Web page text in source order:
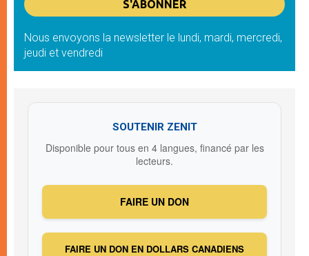
Nous envoyons la newsletter le lundi, mardi, mercredi,
jeudi et vendredi
SOUTENIR ZENIT
Disponible pour tous en 4 langues, financé par les
lecteurs.
FAIRE UN DON
FAIRE UN DON EN DOLLARS CANADIENS